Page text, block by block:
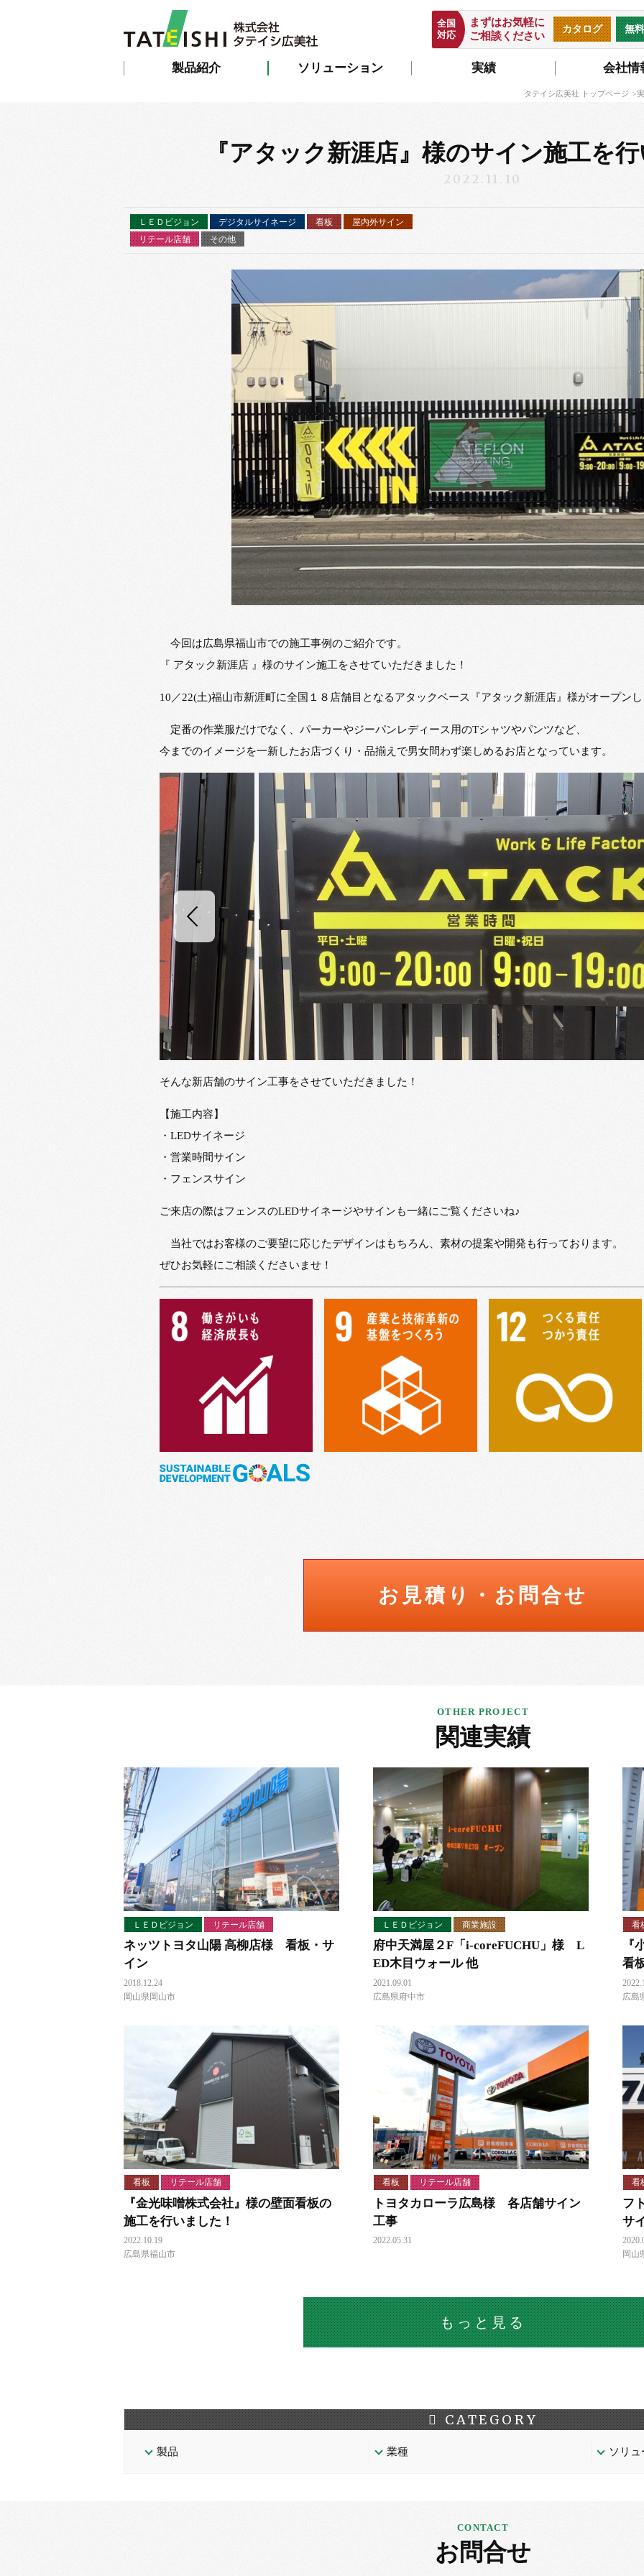
製品紹介 ソリューション 実績 会社情
無
カタログ
まずはお気軽に
ご相談ください
全国
対応
タテイシ広美社 トップページ
『アタック新涯店』様のサイン施工を
2022.11.10
ＬＥＤビジョン デジタルサイネージ 看板
屋内外サイン
リテール店舗
その他
今回は広島県福山市での施工事例のご紹介です。
『 アタック新涯店 』様のサイン施工をさせていただきました！
10／22(土)福山市新涯町に全国１８店舗目となるアタックベース『アタック新涯店』様がオープン
定番の作業服だけでなく、パーカーやジーパンレディース用のTシャツやパンツなど、
今までのイメージを一新したお店づくり・品揃えで男女問わず楽しめるお店となっています。
そんな新店舗のサイン工事をさせていただきました！
【施工内容】
・LEDサイネージ
・営業時間サイン
・フェンスサイン
ご来店の際はフェンスのLEDサイネージやサインも一緒にご覧くださいね♪
当社ではお客様のご要望に応じたデザインはもちろん、素材の提案や開発も行っております。
ぜひお気軽にご相談くださいませ！
お見積り・お問合せ
関連実績
ＬＥＤビジョン リテール店舗
ネッツトヨタ山陽 高柳店様 看板・サ
イン
2018.12.24
岡山県岡山市
ＬＥＤビジョン 商業施設
府中天満屋２F「i-coreFUCHU」様 L
ED木目ウォール 他
2021.09.01
広島県府中市
看
『
看
広島
看板 リテール店舗
『金光味噌株式会社』様の壁面看板の
施工を行いました！
2022.10.19
広島県福山市
看板 リテール店舗
トヨタカローラ広島様 各店舗サイン
工事
2022.05.31
看
フ
サ
岡山
もっと見る
CATEGORY
製品 業種 ソリ
お問合せ